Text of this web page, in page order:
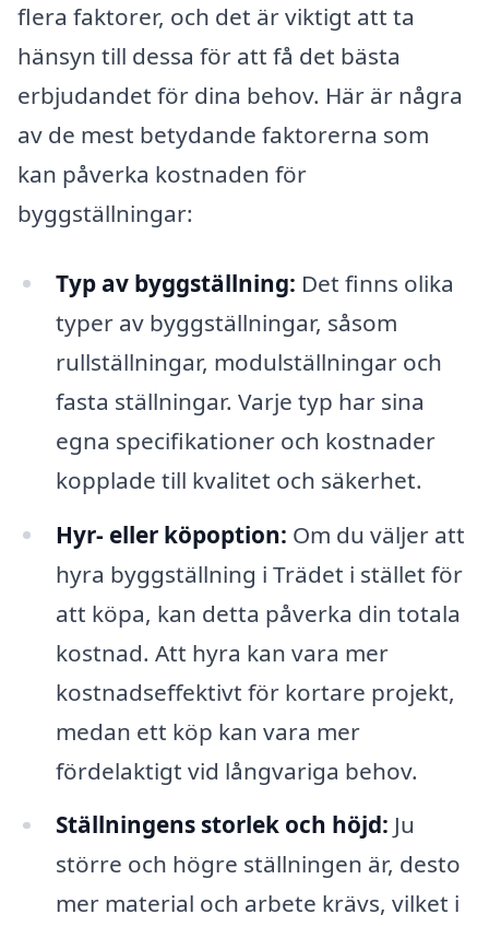
flera faktorer, och det är viktigt att ta
hänsyn till dessa för att få det bästa
erbjudandet för dina behov. Här är några
av de mest betydande faktorerna som
kan påverka kostnaden för
byggställningar:
Typ av byggställning: Det finns olika
typer av byggställningar, såsom
rullställningar, modulställningar och
fasta ställningar. Varje typ har sina
egna specifikationer och kostnader
kopplade till kvalitet och säkerhet.
Hyr- eller köpoption: Om du väljer att
hyra byggställning i Trädet i stället för
att köpa, kan detta påverka din totala
kostnad. Att hyra kan vara mer
kostnadseffektivt för kortare projekt,
medan ett köp kan vara mer
fördelaktigt vid långvariga behov.
Ställningens storlek och höjd: Ju
större och högre ställningen är, desto
mer material och arbete krävs, vilket i